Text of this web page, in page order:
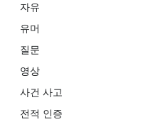
자유
유머
질문
영상
사건 사고
전적 인증